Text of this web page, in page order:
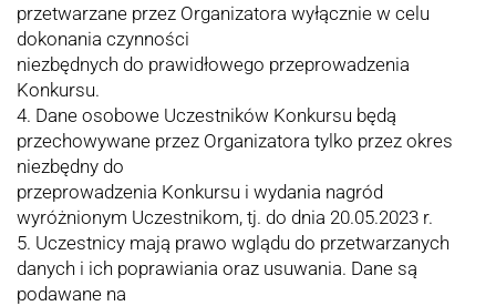
przetwarzane przez Organizatora wyłącznie w celu
dokonania czynności
niezbędnych do prawidłowego przeprowadzenia
Konkursu.
4. Dane osobowe Uczestników Konkursu będą
przechowywane przez Organizatora tylko przez okres
niezbędny do
przeprowadzenia Konkursu i wydania nagród
wyróżnionym Uczestnikom, tj. do dnia 20.05.2023 r.
5. Uczestnicy mają prawo wglądu do przetwarzanych
danych i ich poprawiania oraz usuwania. Dane są
podawane na